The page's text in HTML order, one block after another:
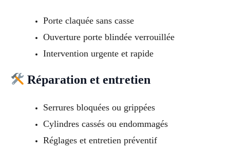
Porte claquée sans casse
Ouverture porte blindée verrouillée
Intervention urgente et rapide
Réparation et entretien
Serrures bloquées ou grippées
Cylindres cassés ou endommagés
Réglages et entretien préventif